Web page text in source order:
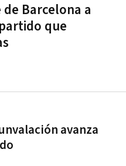
Barcelona a
que
avanza